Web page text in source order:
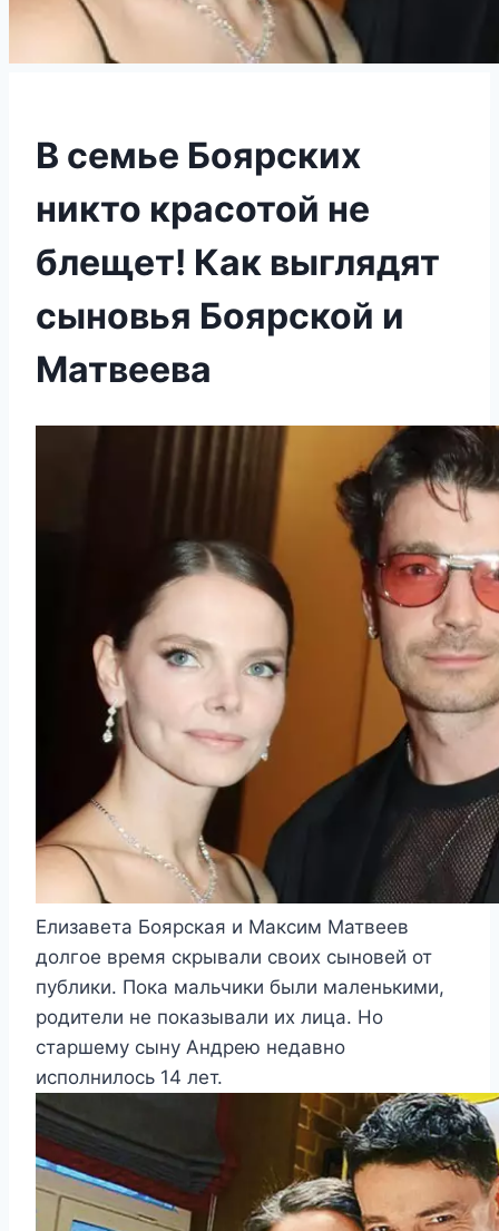
В семье Боярских
никто красотой не
блещет! Как выглядят
сыновья Боярской и
Матвеева
Елизавета Боярская и Максим Матвеев
долгое время скрывали своих сыновей от
публики. Пока мальчики были маленькими,
родители не показывали их лица. Но
старшему сыну Андрею недавно
исполнилось 14 лет.